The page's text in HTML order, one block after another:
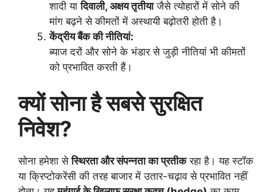
शादी यादिवाली, अक्षय तृतीयाजैसे त्योहारों में सोने की
मांग बढ़ने से कीमतों में अस्थायी बढ़ोतरी होती है।
केंद्रीय बैंक की नीतियां:
ब्याज दरों और सोने के भंडार से जुड़ी नीतियां भी कीमतों
को प्रभावित करती हैं।
क्यों सोना है सबसे सुरक्षित
निवेश?
सोना हमेशा सेस्थिरता और संपन्नता का प्रतीकरहा है। यह स्टॉक
या क्रिप्टोकरेंसी की तरह बाजार में उतार-चढ़ाव से प्रभावित नहीं